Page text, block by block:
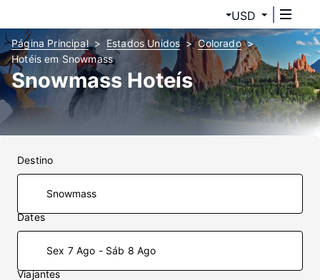
USD
Página Principal Estados Unidos
Colorado
Hotéis em Snowmass
Snowmass Hoteís
Destino
Dates
Sex 7 Ago - Sáb 8 Ago
Viajantes